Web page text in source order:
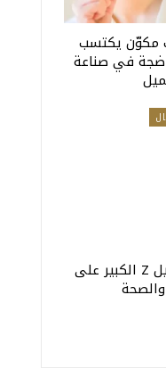
مكوّن يكتسب
ضجة في صناعة
أسرار إنفاق الجيل Z الكبير على